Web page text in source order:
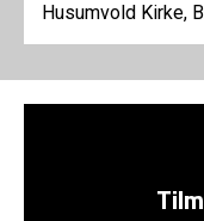
Husumvold Kirke,